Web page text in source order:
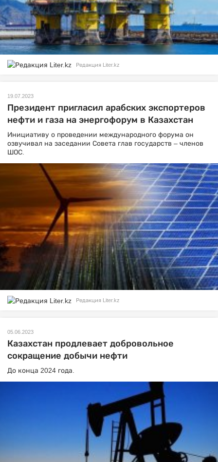
Редакция Liter.kz
19.07.2023
Президент пригласил арабских экспортеров
нефти и газа на энергофорум в Казахстан
Инициативу о проведении международного форума он
озвучивал на заседании Совета глав государств – членов
ШОС.
Редакция Liter.kz
05.06.2023
Казахстан продлевает добровольное
сокращение добычи нефти
До конца 2024 года.